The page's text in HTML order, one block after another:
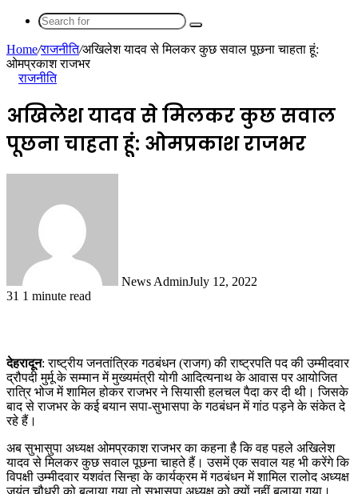
Search
Home/राजनीति/अखिलेश यादव से मिलकर कुछ सवाल पूछना चाहता हूं:
ओमप्रकाश राजभर
राजनीति
अखिलेश यादव से मिलकर कुछ सवाल
पूछना चाहता हूं: ओमप्रकाश राजभर
News AdminJuly 12, 2022
31 1 minute read
देहरादून: राष्ट्रीय जनतांत्रिक गठबंधन (राजग) की राष्ट्रपति पद की उम्मीदवार
द्रौपदी मुर्मू के सम्मान में मुख्यमंत्री योगी आदित्यनाथ के आवास पर आयोजित
रात्रि भोज में शामिल होकर राजभर ने सियासी हलचल पैदा कर दी थी। जिसके
बाद से राजभर के कई बयान सपा-सुभासपा के गठबंधन में गांठ पड़ने के संकेत दे
रहे हैं।
अब सुभासुपा अध्यक्ष ओमप्रकाश राजभर का कहना है कि वह पहले अखिलेश
यादव से मिलकर कुछ सवाल पूछना चाहते हैं। उसमें एक सवाल यह भी करेंगे कि
विपक्षी उम्मीदवार यशवंत सिन्हा के कार्यक्रम में गठबंधन में शामिल रालोद अध्यक्ष
जयंत चौधरी को बुलाया गया तो सुभासपा अध्यक्ष को क्यों नहीं बुलाया गया।